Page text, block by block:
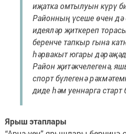
иҗатка омтылуын күрү
Районның үсеше өчен дә
идеяләр җиткереп
беренче тапкыр гына
һәрвакыт югары
Район җитәкчелегенә,
спорт бүлегенә
диде һәм уеннарга старт
Ярыш этаплары